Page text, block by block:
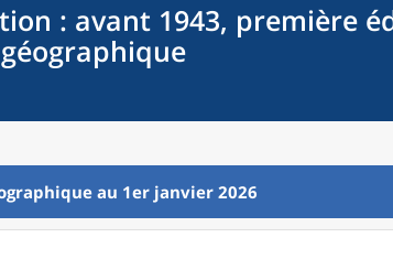
: avant 1943, première
au 1er janvier 2026